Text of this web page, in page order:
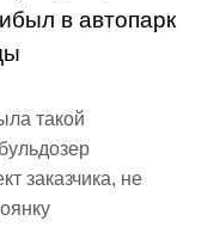
в автопарк
такой
заказчика, не